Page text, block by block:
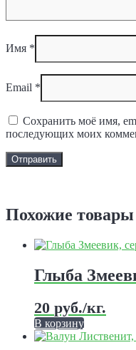
Имя *
Email *
Сохранить моё имя,
последующих моих
Похожие товары
Глыба
20 руб./кг.
В корзину